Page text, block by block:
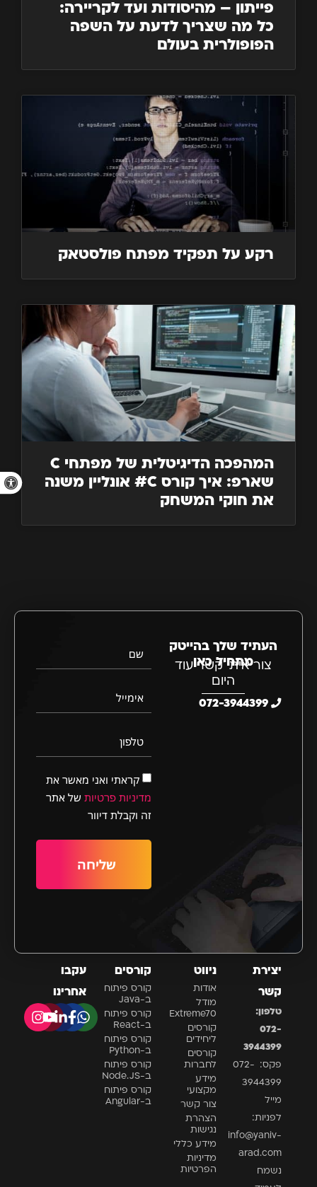
פתח
פייתון – מהיסודות ועד לקריירה:
כל מה שצריך לדעת על השפה
הפופולרית בעולם
רקע על תפקיד מפתח פולסטאק
המהפכה הדיגיטלית של מפתחי C
שארפ: איך קורס C# אונליין משנה
את חוקי המשחק
העתיד שלך בהייטק
מתחיל כאן
צור איתי קשר עוד
היום
שם
אימייל
טלפון
קראתי ואני מאשר את
מדיניות פרטיות של אתר
זה וקבלת דיוור
שליחה
יצירת
קשר
טלפון:
072-
3944399
פקס: 072-
3944399
מייל
לפניות:
info@yaniv-
arad.com
נשמח
ניווט
אודות
מודל
Extreme70
קורסים
ליחידים
קורסים
לחברות
מידע
מקצועי
צור קשר
הצהרת
נגישות
מידע כללי
מדיניות
הפרטיות
קורסים
קורס פיתוח
ב-Java
קורס פיתוח
ב-React
קורס פיתוח
ב-Python
קורס פיתוח
ב-Node.JS
קורס פיתוח
ב-Angular
עקבו
אחרינו